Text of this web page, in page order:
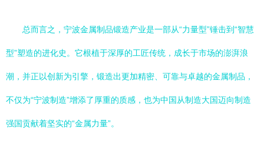
总而言之，宁波金属制品锻造产业是一部从“力量型”锤击到“智慧
型”塑造的进化史。它根植于深厚的工匠传统，成长于市场的澎湃浪
潮，并正以创新为引擎，锻造出更加精密、可靠与卓越的金属制品，
不仅为“宁波制造”增添了厚重的质感，也为中国从制造大国迈向制造
强国贡献着坚实的“金属力量”。